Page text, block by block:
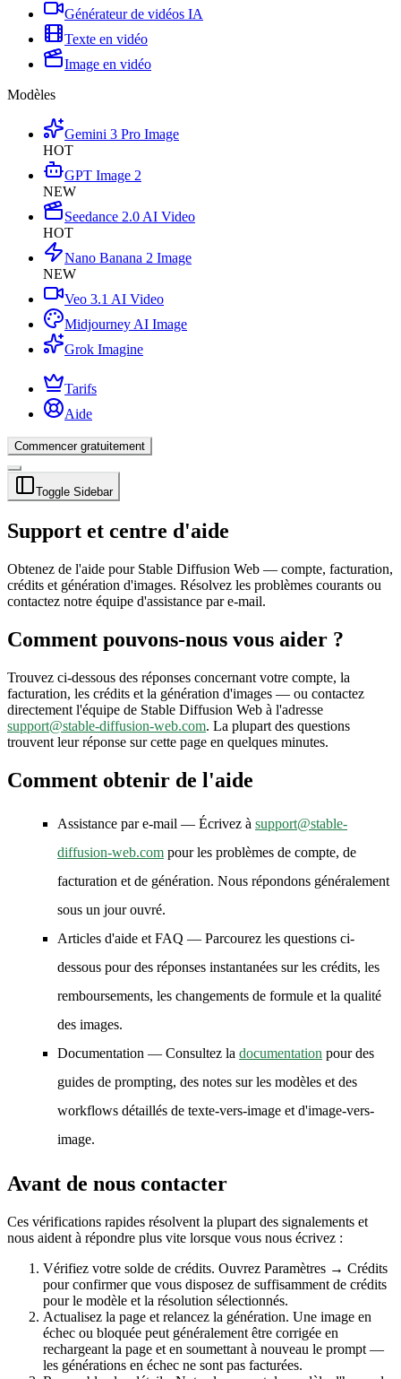
Générateur de vidéos IA
Texte en vidéo
Image en vidéo
Modèles
Gemini 3 Pro Image
HOT
GPT Image 2
NEW
Seedance 2.0 AI Video
HOT
Nano Banana 2 Image
NEW
Veo 3.1 AI Video
Midjourney AI Image
Grok Imagine
Tarifs
Aide
Commencer gratuitement
Toggle Sidebar
Support et centre d'aide
Obtenez de l'aide pour Stable Diffusion Web — compte, facturation,
crédits et génération d'images. Résolvez les problèmes courants ou
contactez notre équipe d'assistance par e-mail.
Comment pouvons-nous vous aider ?
Trouvez ci-dessous des réponses concernant votre compte, la
facturation, les crédits et la génération d'images — ou contactez
directement l'équipe de Stable Diffusion Web à l'adresse
support@stable-diffusion-web.com. La plupart des questions
trouvent leur réponse sur cette page en quelques minutes.
Comment obtenir de l'aide
Assistance par e-mail — Écrivez à support@stable-
diffusion-web.com pour les problèmes de compte, de
facturation et de génération. Nous répondons généralement
sous un jour ouvré.
Articles d'aide et FAQ — Parcourez les questions ci-
dessous pour des réponses instantanées sur les crédits, les
remboursements, les changements de formule et la qualité
des images.
Documentation — Consultez la documentation pour des
guides de prompting, des notes sur les modèles et des
workflows détaillés de texte-vers-image et d'image-vers-
image.
Avant de nous contacter
Ces vérifications rapides résolvent la plupart des signalements et
nous aident à répondre plus vite lorsque vous nous écrivez :
Vérifiez votre solde de crédits. Ouvrez Paramètres → Crédits
pour confirmer que vous disposez de suffisamment de crédits
pour le modèle et la résolution sélectionnés.
Actualisez la page et relancez la génération. Une image en
échec ou bloquée peut généralement être corrigée en
rechargeant la page et en soumettant à nouveau le prompt —
les générations en échec ne sont pas facturées.